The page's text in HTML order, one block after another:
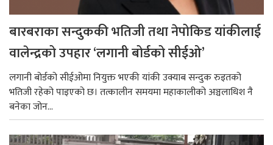
बारबराका सन्दुककी भतिजी तथा नेपोकिड यांकीलाई
वालेन्द्रको उपहार ‘लगानी बोर्डको सीईओ’
लगानी बोर्डको सीईओमा नियुक्त भएकी यांकी उक्याब सन्दुक रुइतको
भतिजी रहेको पाइएको छ। तत्कालीन समयमा महाकालीको अञ्चलाधिश नै
बनेका जोन...